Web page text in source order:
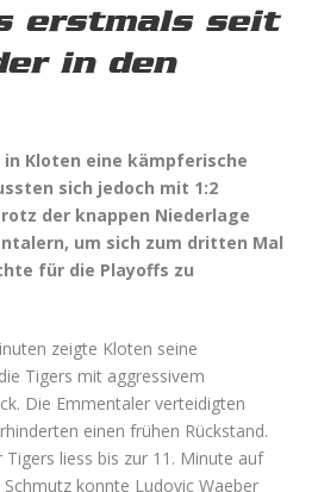
erstmals seit
in den
in Kloten eine kämpferische
sich jedoch mit 1:2
der knappen Niederlage
um sich zum dritten Mal
für die Playoffs zu
zeigte Kloten seine
Tigers mit aggressivem
Die Emmentaler verteidigten
einen frühen Rückstand.
Tigers liess bis zur 11. Minute auf
konnte Ludovic Waeber